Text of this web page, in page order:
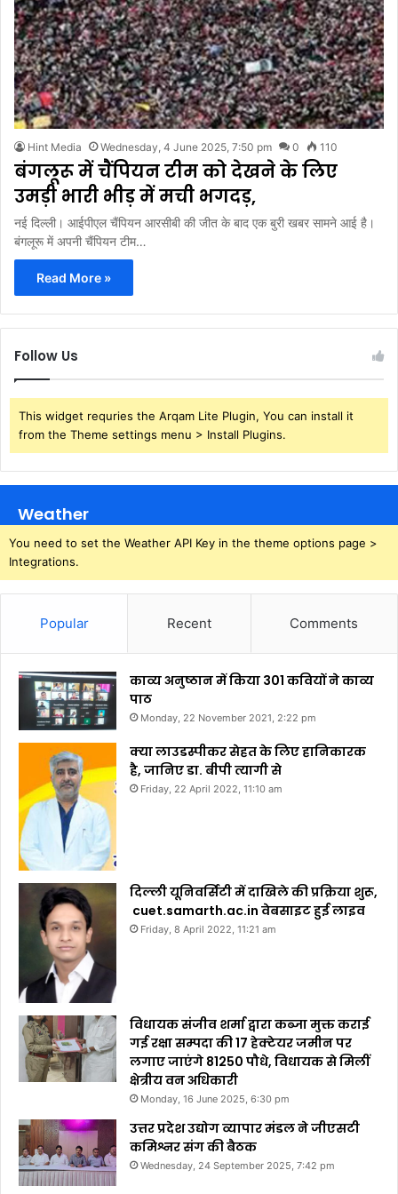
Hint Media Wednesday, 4 June 2025, 7:50 pm 0 110
बंगलूरू में चैंपियन टीम को देखने के लिए
उमड़ी भारी भीड़ में मची भगदड़,
नई दिल्ली। आईपीएल चैंपियन आरसीबी की जीत के बाद एक बुरी खबर सामने आई है।
बंगलूरू में अपनी चैंपियन टीम…
Read More »
Follow Us
This widget requries the Arqam Lite Plugin, You can install it
from the Theme settings menu > Install Plugins.
Weather
You need to set the Weather API Key in the theme options page >
Integrations.
Popular Recent Comments
काव्य अनुष्ठान में किया 301 कवियों ने काव्य
पाठ
Monday, 22 November 2021, 2:22 pm
क्या लाउडस्पीकर सेहत के लिए हानिकारक
है, जानिए डा. बीपी त्यागी से
Friday, 22 April 2022, 11:10 am
दिल्ली यूनिवर्सिटी में दाखिले की प्रक्रिया शुरू,
cuet.samarth.ac.in वेबसाइट हुई लाइव
Friday, 8 April 2022, 11:21 am
विधायक संजीव शर्मा द्वारा कब्जा मुक्त कराई
गई रक्षा सम्पदा की 17 हेक्टेयर जमीन पर
लगाए जाएंगे 81250 पौधे, विधायक से मिलीं
क्षेत्रीय वन अधिकारी
Monday, 16 June 2025, 6:30 pm
उत्तर प्रदेश उद्योग व्यापार मंडल ने जीएसटी
कमिश्नर संग की बैठक
Wednesday, 24 September 2025, 7:42 pm